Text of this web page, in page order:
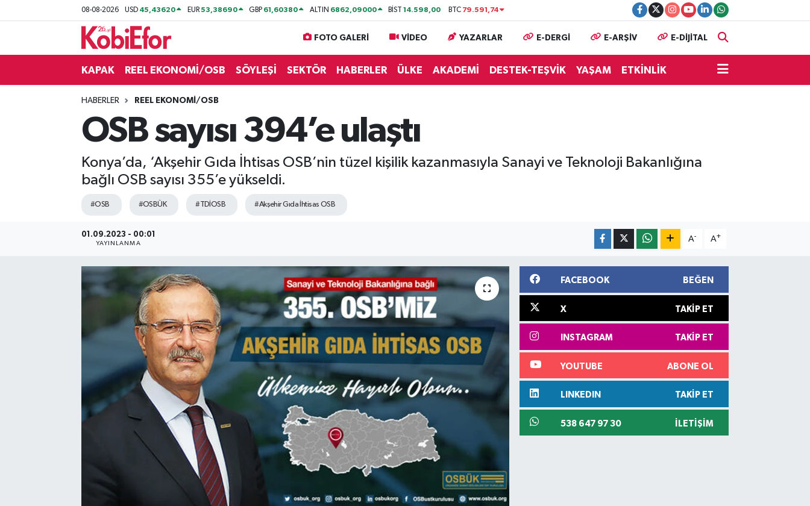
08-08-2026 USD 45,43620 EUR53,38690 GBP 61,60380 ALTIN 6862,09000 BİST14.598,00 BTC 79.591,74
FOTO GALERİ VİDEO YAZARLAR E-DERGİ E-ARŞİV E-DİJİTAL
KAPAK REEL EKONOMİ/OSB SÖYLEŞİ SEKTÖR HABERLER ÜLKE AKADEMİ DESTEK-TEŞVİK YAŞAM ETKİNLİK
HABERLER REEL EKONOMİ/OSB
OSB sayısı 394’e ulaştı
Konya’da, ‘Akşehir Gıda İhtisas OSB’nin tüzel kişilik kazanmasıyla Sanayi ve Teknoloji Bakanlığına
bağlı OSB sayısı 355’e yükseldi.
#OSB #OSBÜK #TDİOSB #Akşehir Gıda İhtisas OSB
01.09.2023 - 00:01
YAYINLANMA
A- A+
FACEBOOK BEĞEN
X TAKIP ET
INSTAGRAM TAKIP ET
YOUTUBE ABONE OL
LINKEDIN TAKIP ET
538 647 97 30 İLETIŞIM
BİLİŞİM PANO